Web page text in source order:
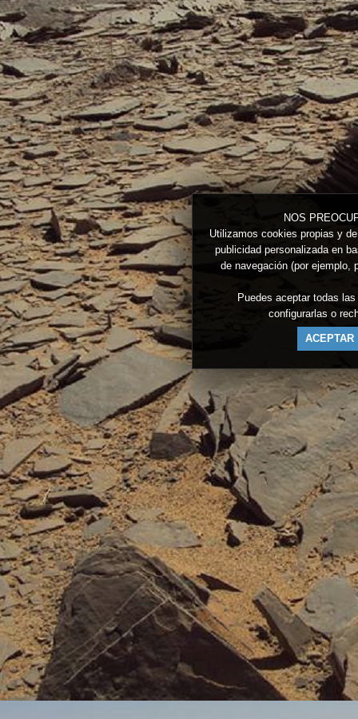
NOS
Utilizamos cookies propias y
publicidad personalizada en
de navegación (por
Puedes aceptar todas
configurarlas o
ACEPTAR